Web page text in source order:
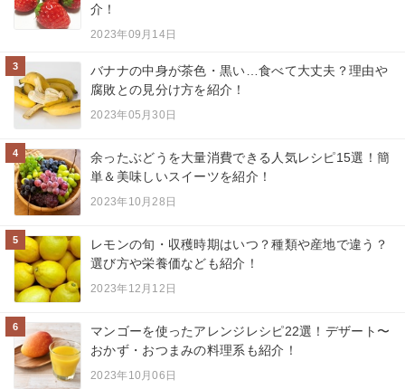
介！
2023年09月14日
3
バナナの中身が茶色・黒い…食べて大丈夫？理由や
腐敗との見分け方を紹介！
2023年05月30日
4
余ったぶどうを大量消費できる人気レシピ15選！簡
単＆美味しいスイーツを紹介！
2023年10月28日
5
レモンの旬・収穫時期はいつ？種類や産地で違う？
選び方や栄養価なども紹介！
2023年12月12日
6
マンゴーを使ったアレンジレシピ22選！デザート〜
おかず・おつまみの料理系も紹介！
2023年10月06日